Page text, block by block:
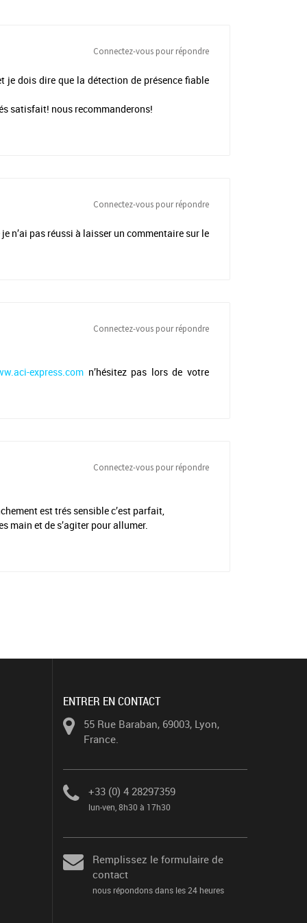
Connectez-vous pour répondre
je dois dire que la détection de présence fiable
satisfait! nous recommanderons!
Connectez-vous pour répondre
n’ai pas réussi à laisser un commentaire sur le
Connectez-vous pour répondre
express.com n’hésitez pas lors de votre
Connectez-vous pour répondre
est trés sensible c’est parfait,
main et de s’agiter pour allumer.
ENTRER EN CONTACT
55 Rue Baraban, 69003, Lyon,
France.
+33 (0) 4 28297359
lun-ven, 8h30 à 17h30
Remplissez le formulaire de
contact
nous répondons dans les 24 heures